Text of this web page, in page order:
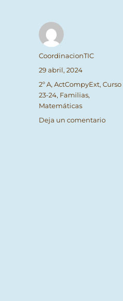
Autor
CoordinacionTIC
Publicado
el
29 abril, 2024
Categorías
2º A, ActCompyExt, Curso
23-24, Familias,
Matemáticas
Deja un comentarioen